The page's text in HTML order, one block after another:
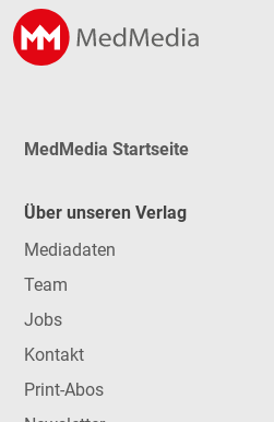
MedMedia Startseite
Über unseren Verlag
Mediadaten
Team
Jobs
Kontakt
Print-Abos